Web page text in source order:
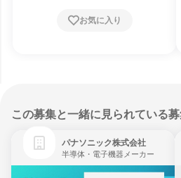
お気に入り
この募集と一緒に見られている
パナソニック株式会社
半導体・電子機器メーカー